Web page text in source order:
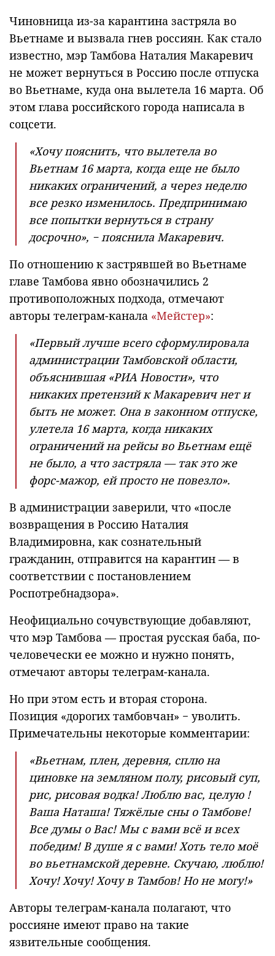
Чиновница из-за карантина застряла во
Вьетнаме и вызвала гнев россиян. Как стало
известно, мэр Тамбова Наталия Макаревич
не может вернуться в Россию после отпуска
во Вьетнаме, куда она вылетела 16 марта. Об
этом глава российского города написала в
соцсети.
«Хочу пояснить, что вылетела во
Вьетнам 16 марта, когда еще не было
никаких ограничений, а через неделю
все резко изменилось. Предпринимаю
все попытки вернуться в страну
досрочно», − пояснила Макаревич.
По отношению к застрявшей во Вьетнаме
главе Тамбова явно обозначились 2
противоположных подхода, отмечают
авторы телеграм-канала «Мейстер»:
«Первый лучше всего сформулировала
администрации Тамбовской области,
объяснившая «РИА Новости», что
никаких претензий к Макаревич нет и
быть не может. Она в законном отпуске,
улетела 16 марта, когда никаких
ограничений на рейсы во Вьетнам ещё
не было, а что застряла — так это же
форс-мажор, ей просто не повезло».
В администрации заверили, что «после
возвращения в Россию Наталия
Владимировна, как сознательный
гражданин, отправится на карантин — в
соответствии с постановлением
Роспотребнадзора».
Неофициально сочувствующие добавляют,
что мэр Тамбова — простая русская баба, по-
человечески ее можно и нужно понять,
отмечают авторы телеграм-канала.
Но при этом есть и вторая сторона.
Позиция «дорогих тамбовчан» − уволить.
Примечательны некоторые комментарии:
«Вьетнам, плен, деревня, сплю на
циновке на земляном полу, рисовый суп,
рис, рисовая водка! Люблю вас, целую !
Ваша Наташа! Тяжёлые сны о Тамбове!
Все думы о Вас! Мы с вами всё и всех
победим! В душе я с вами! Хоть тело моё
во вьетнамской деревне. Скучаю, люблю!
Хочу! Хочу! Хочу в Тамбов! Но не могу!»
Авторы телеграм-канала полагают, что
россияне имеют право на такие
язвительные сообщения.